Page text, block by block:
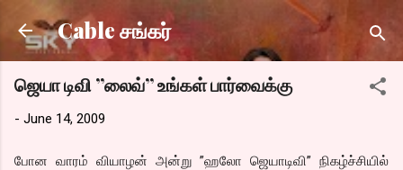
Skip to main content
Cable சங்கர்
ஜெயா டிவி ”லைவ்” உங்கள் பார்வைக்கு
- June 14, 2009
போன வாரம் வியாழன் அன்று ”ஹலோ ஜெயாடிவி” நிகழ்ச்சியில்